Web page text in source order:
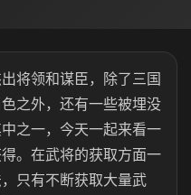
将领和谋臣，除了三国
之外，还有一些被埋没
之一，今天一起来看一
。在武将的获取方面一
只有不断获取大量武